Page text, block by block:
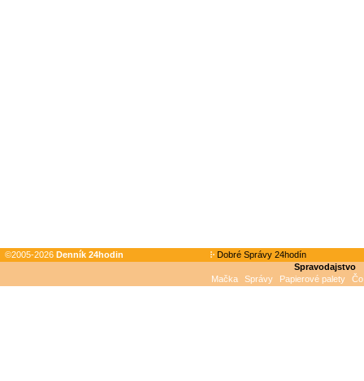
©2005-2026 Denník 24hodin
Dobré Správy 24hodín
Spravodajstvo
Mačka
Správy Papierové palety